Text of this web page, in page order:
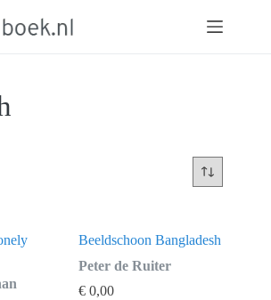
Beeldschoon Bangladesh
Peter de Ruiter
€ 0,00